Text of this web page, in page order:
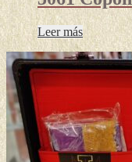
Leer más